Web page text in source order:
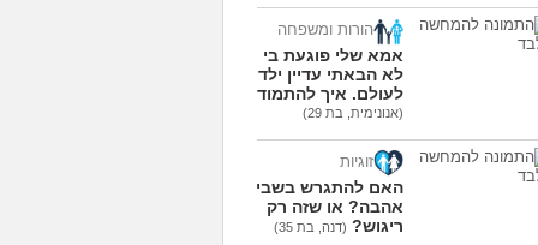
הורות ומשפחה
אמא שלי פוגעת בי כי
לא הבאתי עדיין ילדים
לעולם. איך להתמודד?
(אנונימית, בת 29)
זוגיות
האם להתגרש בשביל
אהבה? או שזה רק
ריגוש? (דנה, בת 35)